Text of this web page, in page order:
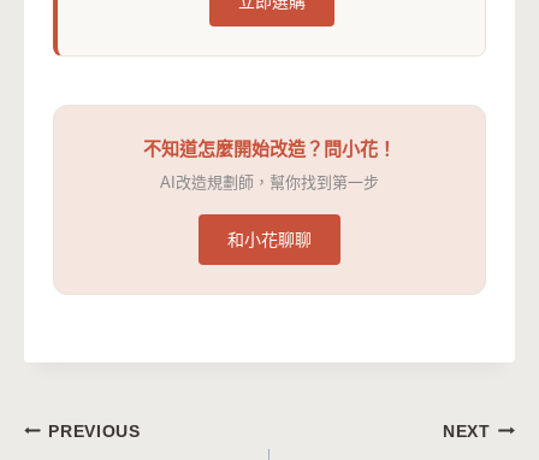
不知道怎麼開始改造？問小花！
AI改造規劃師，幫你找到第一步
和小花聊聊
文PREVIOUS NEXT